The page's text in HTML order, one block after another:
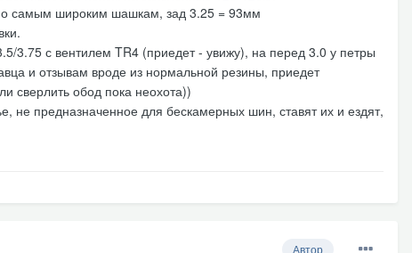
самым широким шашкам, зад 3.25 = 93мм
3.75 с вентилем TR4 (приедет - увижу), на перед 3.0 у петры
и отзывам вроде из нормальной резины, приедет
сверлить обод пока неохота))
не предназначенное для бескамерных шин, ставят их и ездят,
Автор